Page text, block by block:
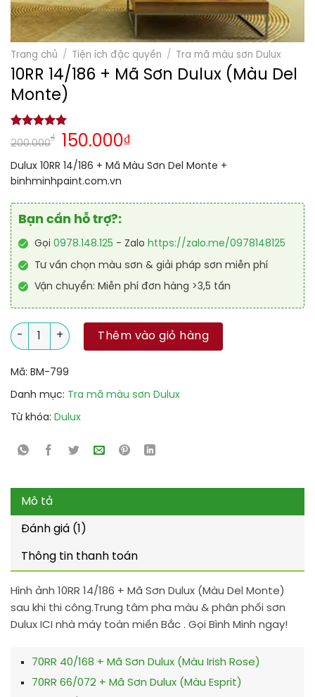
Trang chủ / Tiện ích đặc quyền / Tra mã màu sơn Dulux
10RR 14/186 + Mã Sơn Dulux (Màu Del
Monte)
5.00 trên 5
dựa trên
1
đánh giá
200.000
₫ 150.000₫
Dulux 10RR 14/186 + Mã Màu Sơn Del Monte +
binhminhpaint.com.vn
Bạn cần hỗ trợ?:
Gọi 0978.148.125 - Zalo https://zalo.me/0978148125
Tư vấn chọn màu sơn & giải pháp sơn miễn phí
Vận chuyển: Miễn phí đơn hàng >3,5 tấn
10RR 14/186 + Mã Sơn Dulux (Màu Del Monte) số lượng
Thêm vào giỏ hàng
Mã: BM-799
Danh mục: Tra mã màu sơn Dulux
Từ khóa: Dulux
Mô tả
Đánh giá (1)
Thông tin thanh toán
Hình ảnh 10RR 14/186 + Mã Sơn Dulux (Màu Del Monte)
sau khi thi công.Trung tâm pha màu & phân phối sơn
Dulux ICI nhà máy toàn miền Bắc . Gọi Bình Minh ngay!
70RR 40/168 + Mã Sơn Dulux (Màu Irish Rose)
70RR 66/072 + Mã Sơn Dulux (Màu Esprit)